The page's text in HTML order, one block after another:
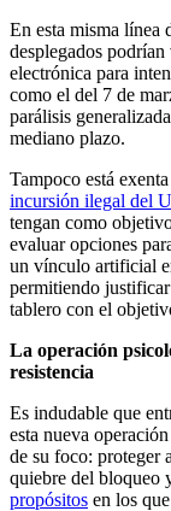
En esta misma línea
desplegados
electrónica para
como el del 7 de
parálisis
mediano plazo.
Tampoco está
incursión ilegal del
tengan como
evaluar opciones
un vínculo artificial
permitiendo
tablero con el
La operación
resistencia
Es indudable que
esta nueva
de su foco: proteger
quiebre del bloqueo
propósitos en los